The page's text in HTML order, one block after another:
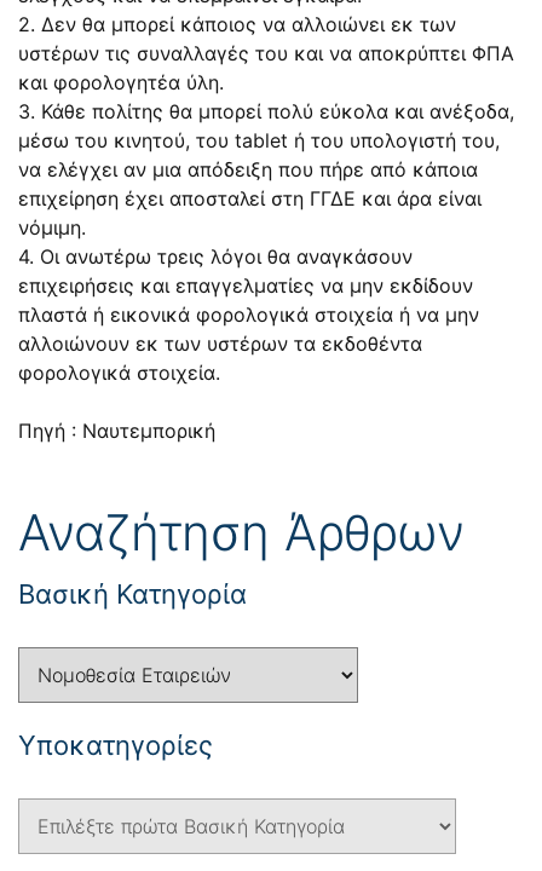
2. Δεν θα μπορεί κάποιος να αλλοιώνει εκ των
υστέρων τις συναλλαγές του και να αποκρύπτει ΦΠΑ
και φορολογητέα ύλη.
3. Κάθε πολίτης θα μπορεί πολύ εύκολα και ανέξοδα,
μέσω του κινητού, του tablet ή του υπολογιστή του,
να ελέγχει αν μια απόδειξη που πήρε από κάποια
επιχείρηση έχει αποσταλεί στη ΓΓΔΕ και άρα είναι
νόμιμη.
4. Οι ανωτέρω τρεις λόγοι θα αναγκάσουν
επιχειρήσεις και επαγγελματίες να μην εκδίδουν
πλαστά ή εικονικά φορολογικά στοιχεία ή να μην
αλλοιώνουν εκ των υστέρων τα εκδοθέντα
φορολογικά στοιχεία.
Πηγή : Ναυτεμπορική
Αναζήτηση Άρθρων
Βασική Κατηγορία
Yποκατηγορίες